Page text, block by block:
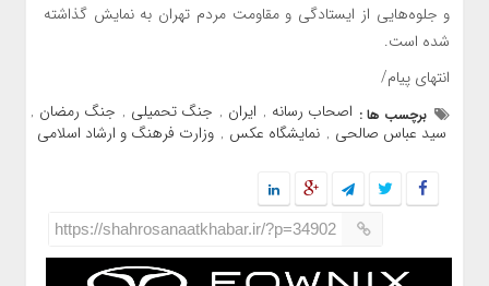
و جلوه‌هایی از ایستادگی و مقاومت مردم تهران به نمایش گذاشته
شده است.
انتهای پیام/
برچسب ها : اصحاب رسانه , ایران , جنگ تحمیلی , جنگ رمضان ,
سید عباس صالحی , نمایشگاه عکس , وزارت فرهنگ و ارشاد اسلامی
https://shahrosanaatkhabar.ir/?p=34902